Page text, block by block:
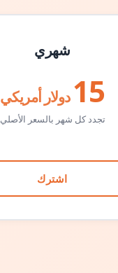
شهري
15 دولار أمريكي
تجدد كل شهر بالسعر الأصلي
اشترك